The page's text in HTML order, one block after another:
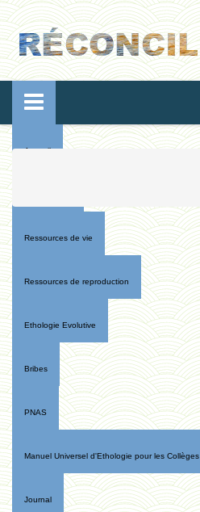
Accueil
Ressources de vie
Ressources de reproduction
Ethologie Evolutive
Bribes
PNAS
Manuel Universel d'Ethologie pour les Collèges
Journal